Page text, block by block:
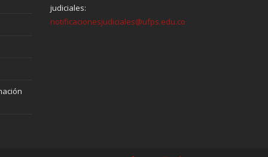
judiciales:
notificacionesjudiciales@ufps.edu.co